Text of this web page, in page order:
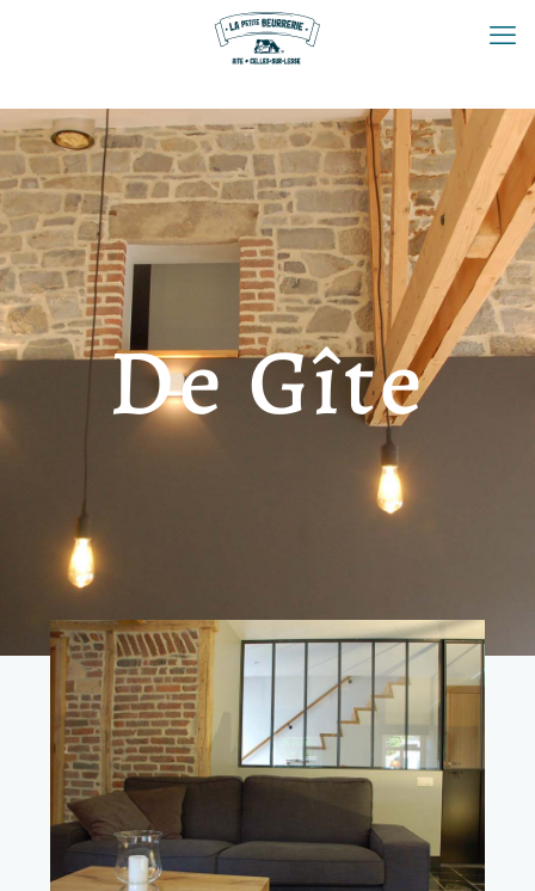
De Gîte